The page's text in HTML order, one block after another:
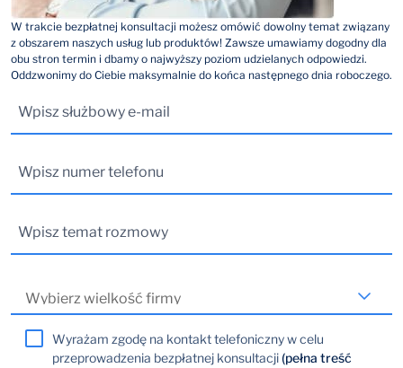
W trakcie bezpłatnej konsultacji możesz omówić dowolny temat związany
z obszarem naszych usług lub produktów! Zawsze umawiamy dogodny dla
obu stron termin i dbamy o najwyższy poziom udzielanych odpowiedzi.
Oddzwonimy do Ciebie maksymalnie do końca następnego dnia roboczego.
Wyrażam zgodę na kontakt telefoniczny w celu
przeprowadzenia bezpłatnej konsultacji(pełna treść